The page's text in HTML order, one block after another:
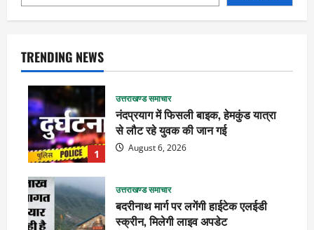
TRENDING NEWS
1
उत्तराखण्ड समाचार
नंदप्रयाग में फिसली बाइक, हेमकुंड यात्रा
से लौट रहे युवक की जान गई
August 6, 2026
उत्तराखण्ड समाचार
बदरीनाथ मार्ग पर लगेंगी हाईटेक एलईडी
स्क्रीन, मिलेगी लाइव अपडेट